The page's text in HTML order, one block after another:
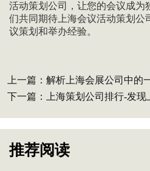
活动策划公司，让您的会议成为
们共同期待上海会议活动策划公
议策划和举办经验。
上一篇： 解析上海会展公司中的
下一篇： 上海策划公司排行-发现
推荐阅读